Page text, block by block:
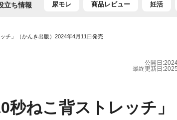
立ち情報 尿モレ 商品レビュー 妊活
」（かんき出版）2024年4月11日発売
公開日
最終更新日
ねこ背ストレッチ」